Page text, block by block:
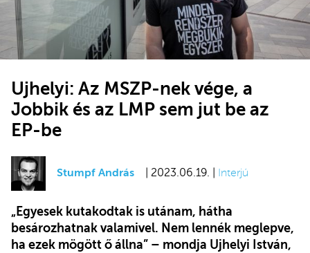
Ujhelyi: Az MSZP-nek vége, a
Jobbik és az LMP sem jut be az
EP-be
Stumpf András | 2023.06.19. | Interjú
„Egyesek kutakodtak is utánam, hátha
besározhatnak valamivel. Nem lennék meglepve,
ha ezek mögött ő állna” – mondja Ujhelyi István,